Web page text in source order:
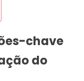
chave
do